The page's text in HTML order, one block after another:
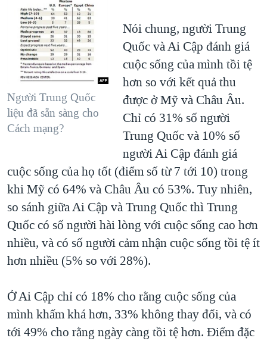
Người Trung Quốc
liệu đã sẵn sàng cho
Cách mạng?
Nói chung, người Trung
Quốc và Ai Cập đánh giá
cuộc sống của mình tồi tệ
hơn so với kết quả thu
được ở Mỹ và Châu Âu.
Chỉ có 31% số người
Trung Quốc và 10% số
người Ai Cập đánh giá
cuộc sống của họ tốt (điểm số từ 7 tới 10) trong
khi Mỹ có 64% và Châu Âu có 53%. Tuy nhiên,
so sánh giữa Ai Cập và Trung Quốc thì Trung
Quốc có số người hài lòng với cuộc sống cao hơn
nhiều, và có số người cảm nhận cuộc sống tồi tệ ít
hơn nhiều (5% so với 28%).
Ở Ai Cập chỉ có 18% cho rằng cuộc sống của
mình khấm khá hơn, 33% không thay đổi, và có
tới 49% cho rằng ngày càng tồi tệ hơn. Điểm đặc